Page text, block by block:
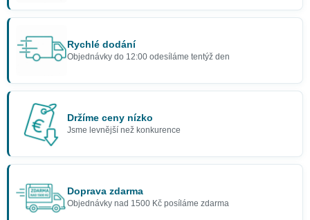
Rychlé dodání
Objednávky do 12:00 odesíláme tentýž den
Držíme ceny nízko
Jsme levnější než konkurence
Doprava zdarma
Objednávky nad 1500 Kč posíláme zdarma